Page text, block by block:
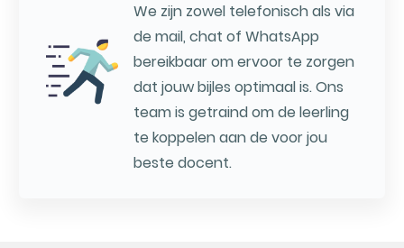
We zijn zowel telefonisch als via
de mail, chat of WhatsApp
bereikbaar om ervoor te zorgen
dat jouw bijles optimaal is. Ons
team is getraind om de leerling
te koppelen aan de voor jou
beste docent.